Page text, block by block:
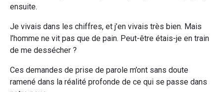
ensuite.
Je vivais dans les chiffres, et j’en vivais très bien. Mais
l’homme ne vit pas que de pain. Peut-être étais-je en train
de me dessécher ?
Ces demandes de prise de parole m’ont sans doute
ramené dans la réalité profonde de ce qui se passe dans